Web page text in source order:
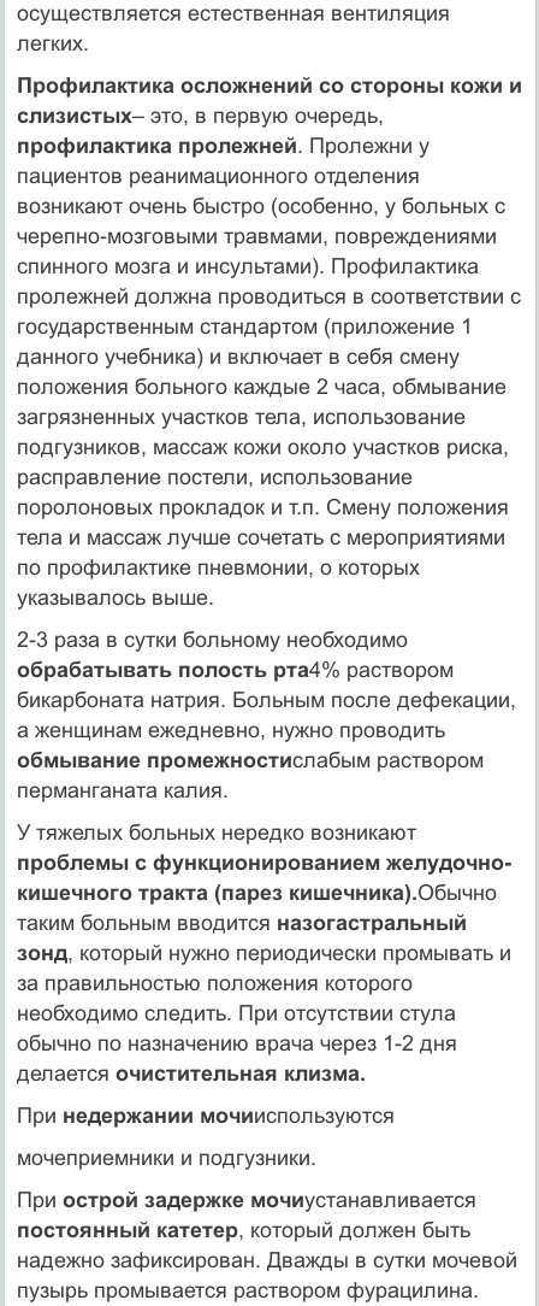
осуществляется естественная вентиляция
легких.
Профилактика осложнений со стороны кожи и
слизистых– это, в первую очередь,
профилактика пролежней. Пролежни у
пациентов реанимационного отделения
возникают очень быстро (особенно, у больных с
черепно-мозговыми травмами, повреждениями
спинного мозга и инсультами). Профилактика
пролежней должна проводиться в соответствии с
государственным стандартом (приложение 1
данного учебника) и включает в себя смену
положения больного каждые 2 часа, обмывание
загрязненных участков тела, использование
подгузников, массаж кожи около участков риска,
расправление постели, использование
поролоновых прокладок и т.п. Смену положения
тела и массаж лучше сочетать с мероприятиями
по профилактике пневмонии, о которых
указывалось выше.
2-3 раза в сутки больному необходимо
обрабатывать полость рта4% раствором
бикарбоната натрия. Больным после дефекации,
а женщинам ежедневно, нужно проводить
обмывание промежностислабым раствором
перманганата калия.
У тяжелых больных нередко возникают
проблемы с функционированием желудочно-
кишечного тракта (парез кишечника).Обычно
таким больным вводится назогастральный
зонд, который нужно периодически промывать и
за правильностью положения которого
необходимо следить. При отсутствии стула
обычно по назначению врача через 1-2 дня
делается очистительная клизма.
При недержании мочииспользуются
мочеприемники и подгузники.
При острой задержке мочиустанавливается
постоянный катетер, который должен быть
надежно зафиксирован. Дважды в сутки мочевой
пузырь промывается раствором фурацилина.